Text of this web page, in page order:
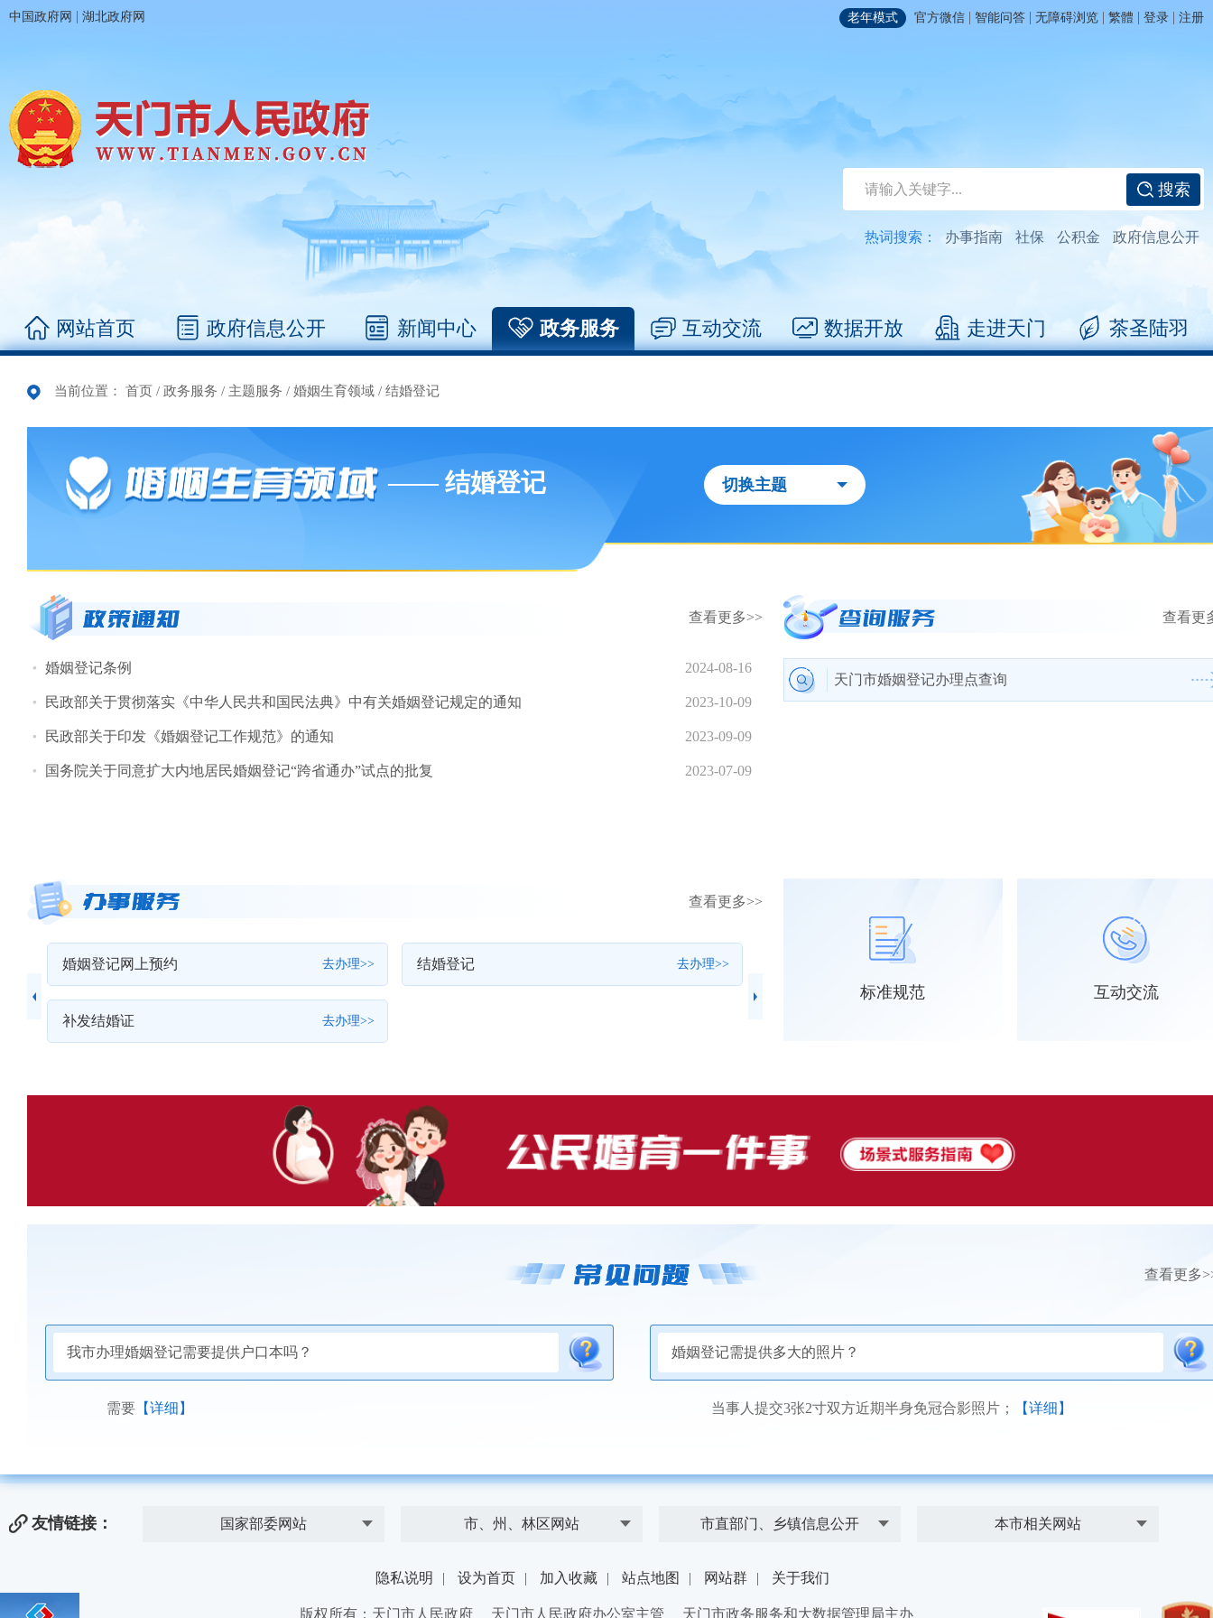
中国政府网 | 湖北政府网 老年模式 官方微信 | 智能问答 | 无障碍浏览 | 繁體 | 登录 | 注册
搜索
热词搜索： 办事指南 社保 公积金 政府信息公开
网站首页 政府信息公开 新闻中心 政务服务 互动交流 数据开放 走进天门 茶圣陆羽
当前位置： 首页 / 政务服务 / 主题服务 / 婚姻生育领域 / 结婚登记
—— 结婚登记 切换主题
查看更多>>
2024-08-16
婚姻登记条例
2023-10-09
民政部关于贯彻落实《中华人民共和国民法典》中有关婚姻登记规定的通知
2023-09-09
民政部关于印发《婚姻登记工作规范》的通知
2023-07-09
国务院关于同意扩大内地居民婚姻登记“跨省通办”试点的批复
查看更
天门市婚姻登记办理点查询
查看更多>>
婚姻登记网上预约 去办理>>
补发结婚证 去办理>>
结婚登记 去办理>>
标准规范 互动交流
查看更多
我市办理婚姻登记需要提供户口本吗？
需要 【详细】
婚姻登记需提供多大的照片？
当事人提交3张2寸双方近期半身免冠合影照片； 【详细】
友情链接： 国家部委网站 市、州、林区网站 市直部门、乡镇信息公开 本市相关网站
隐私说明 | 设为首页 | 加入收藏 | 站点地图 | 网站群 | 关于我们
版权所有：天门市人民政府 天门市人民政府办公室主管 天门市政务服务和大数据管理局主办